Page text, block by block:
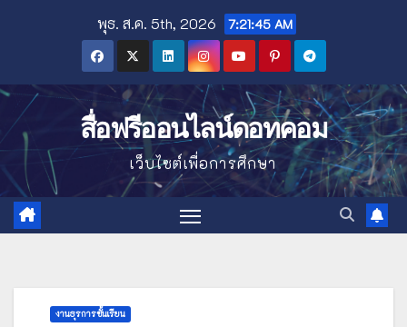
พุธ. ส.ค. 5th, 2026 7:21:47 AM
สื่อฟรีออนไลน์ดอทคอม
เว็บไซต์เพื่อการศึกษา
งานธุรการชั้นเรียน